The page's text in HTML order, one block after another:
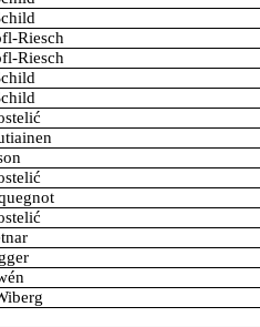
Riesch
Riesch